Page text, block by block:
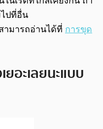
ไปที่อื่น
ามารถอ่านได้ที่ การขุด
อะเลยนะแบบ